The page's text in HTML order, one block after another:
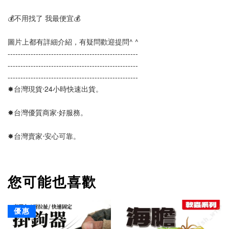
💰不用找了 我最便宜💰
圖片上都有詳細介紹，有疑問歡迎提問^ ^
---------------------------------------------------
---------------------------------------------------
---------------------------------------------------
✸台灣現貨‧24小時快速出貨。
✸台灣優質商家‧好服務。
✸台灣賣家‧安心可靠。
您可能也喜歡
優惠